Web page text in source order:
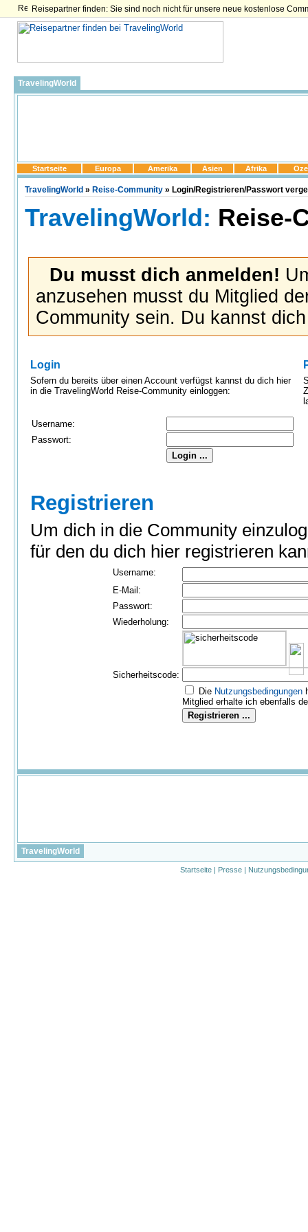
Reisepartner finden: Sie sind noch nicht für unsere neue kostenlose
TravelingWorld
Startseite Europa Amerika Asien Afrika
TravelingWorld » Reise-Community » Login/Registrieren/Passwort
TravelingWorld: Reise-
Du musst dich anmelden!
anzusehen musst du Mitglied
Community sein. Du kannst
Login
Sofern du bereits über einen Account verfügst kannst du dich hier
in die TravelingWorld Reise-Community einloggen:
Username:
Passwort:
Registrieren
Um dich in die Community
für den du dich hier registrieren
Username:
E-Mail:
Passwort:
Wiederholung:
Sicherheitscode:
Die Nutzungs­bedingungen
Mitglied erhalte ich ebenfalls
TravelingWorld
Startseite | Presse |